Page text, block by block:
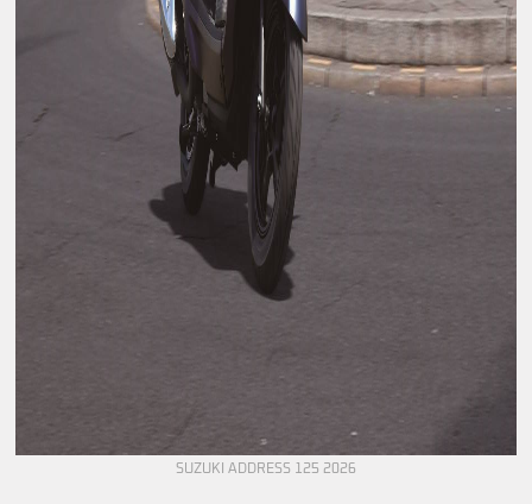
SUZUKI ADDRESS 125 2026